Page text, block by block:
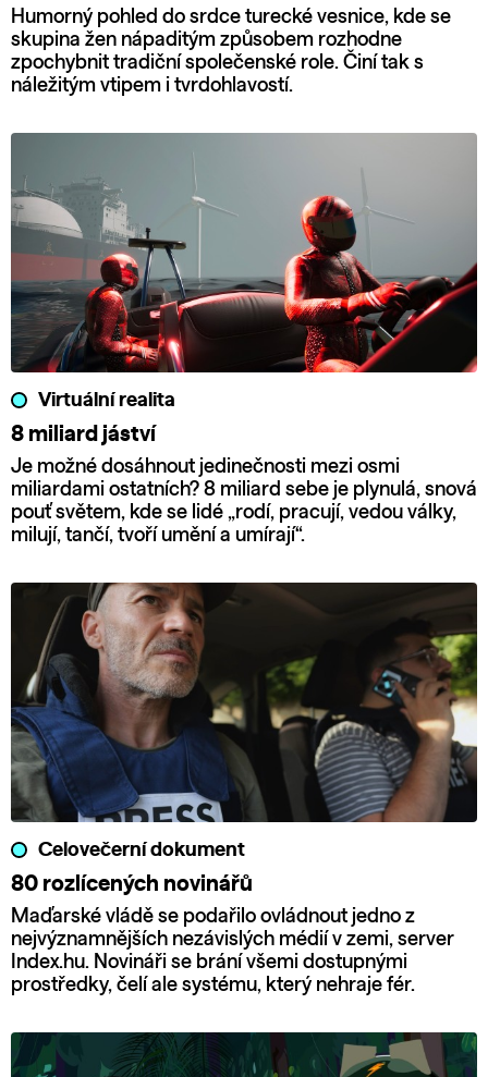
Humorný pohled do srdce turecké vesnice, kde se
skupina žen nápaditým způsobem rozhodne
zpochybnit tradiční společenské role. Činí tak s
náležitým vtipem i tvrdohlavostí.
Virtuální realita
8 miliard jáství
Je možné dosáhnout jedinečnosti mezi osmi
miliardami ostatních? 8 miliard sebe je plynulá, snová
pouť světem, kde se lidé „rodí, pracují, vedou války,
milují, tančí, tvoří umění a umírají“.
Celovečerní dokument
80 rozlícených novinářů
Maďarské vládě se podařilo ovládnout jedno z
nejvýznamnějších nezávislých médií v zemi, server
Index.hu. Novináři se brání všemi dostupnými
prostředky, čelí ale systému, který nehraje fér.